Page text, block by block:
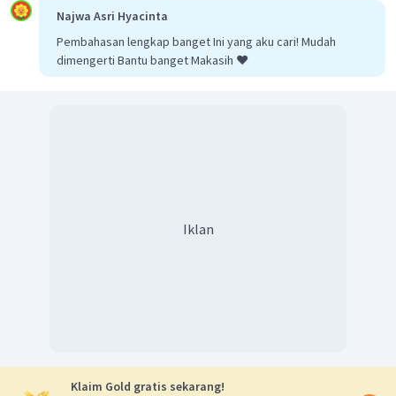
Najwa Asri Hyacinta
Pembahasan lengkap banget Ini yang aku cari! Mudah
dimengerti Bantu banget Makasih ❤️
Iklan
Klaim Gold gratis sekarang!